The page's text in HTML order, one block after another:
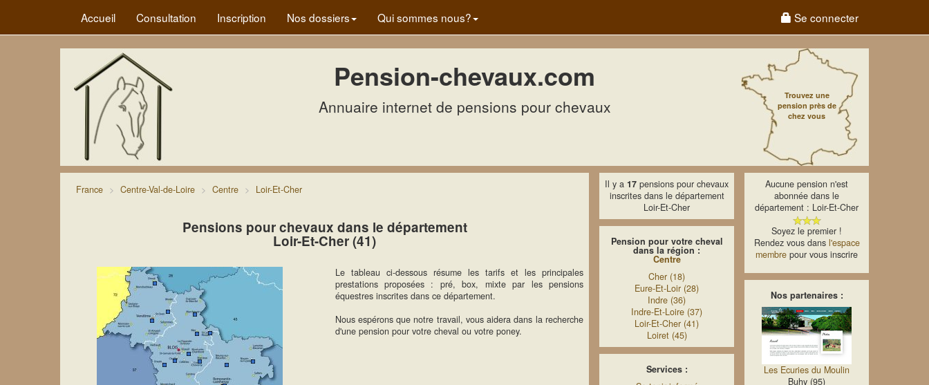
Accueil Consultation Inscription Nos dossiers Qui sommes nous? Se connecter
Pension-chevaux.com
Annuaire internet de pensions pour chevaux
Trouvez une
pension près de
chez vous
France Centre-Val-de-Loire Centre Loir-Et-Cher
Pensions pour chevaux dans le département
Loir-Et-Cher (41)
Le tableau ci-dessous résume les tarifs et les principales
prestations proposées : pré, box, mixte par les pensions
équestres inscrites dans ce département.
Nous espérons que notre travail, vous aidera dans la recherche
d'une pension pour votre cheval ou votre poney.
Il y a 17 pensions pour chevaux
inscrites dans le département
Loir-Et-Cher
Pension pour votre cheval
dans la région :
Centre
Cher (18)
Eure-Et-Loir (28)
Indre (36)
Indre-Et-Loire (37)
Loir-Et-Cher (41)
Loiret (45)
Services :
Aucune pension n'est
abonnée dans le
département : Loir-Et-Cher
Soyez le premier !
Rendez vous dans l'espace
membre pour vous inscrire
Nos partenaires :
Les Ecuries du Moulin
Buhy (95)